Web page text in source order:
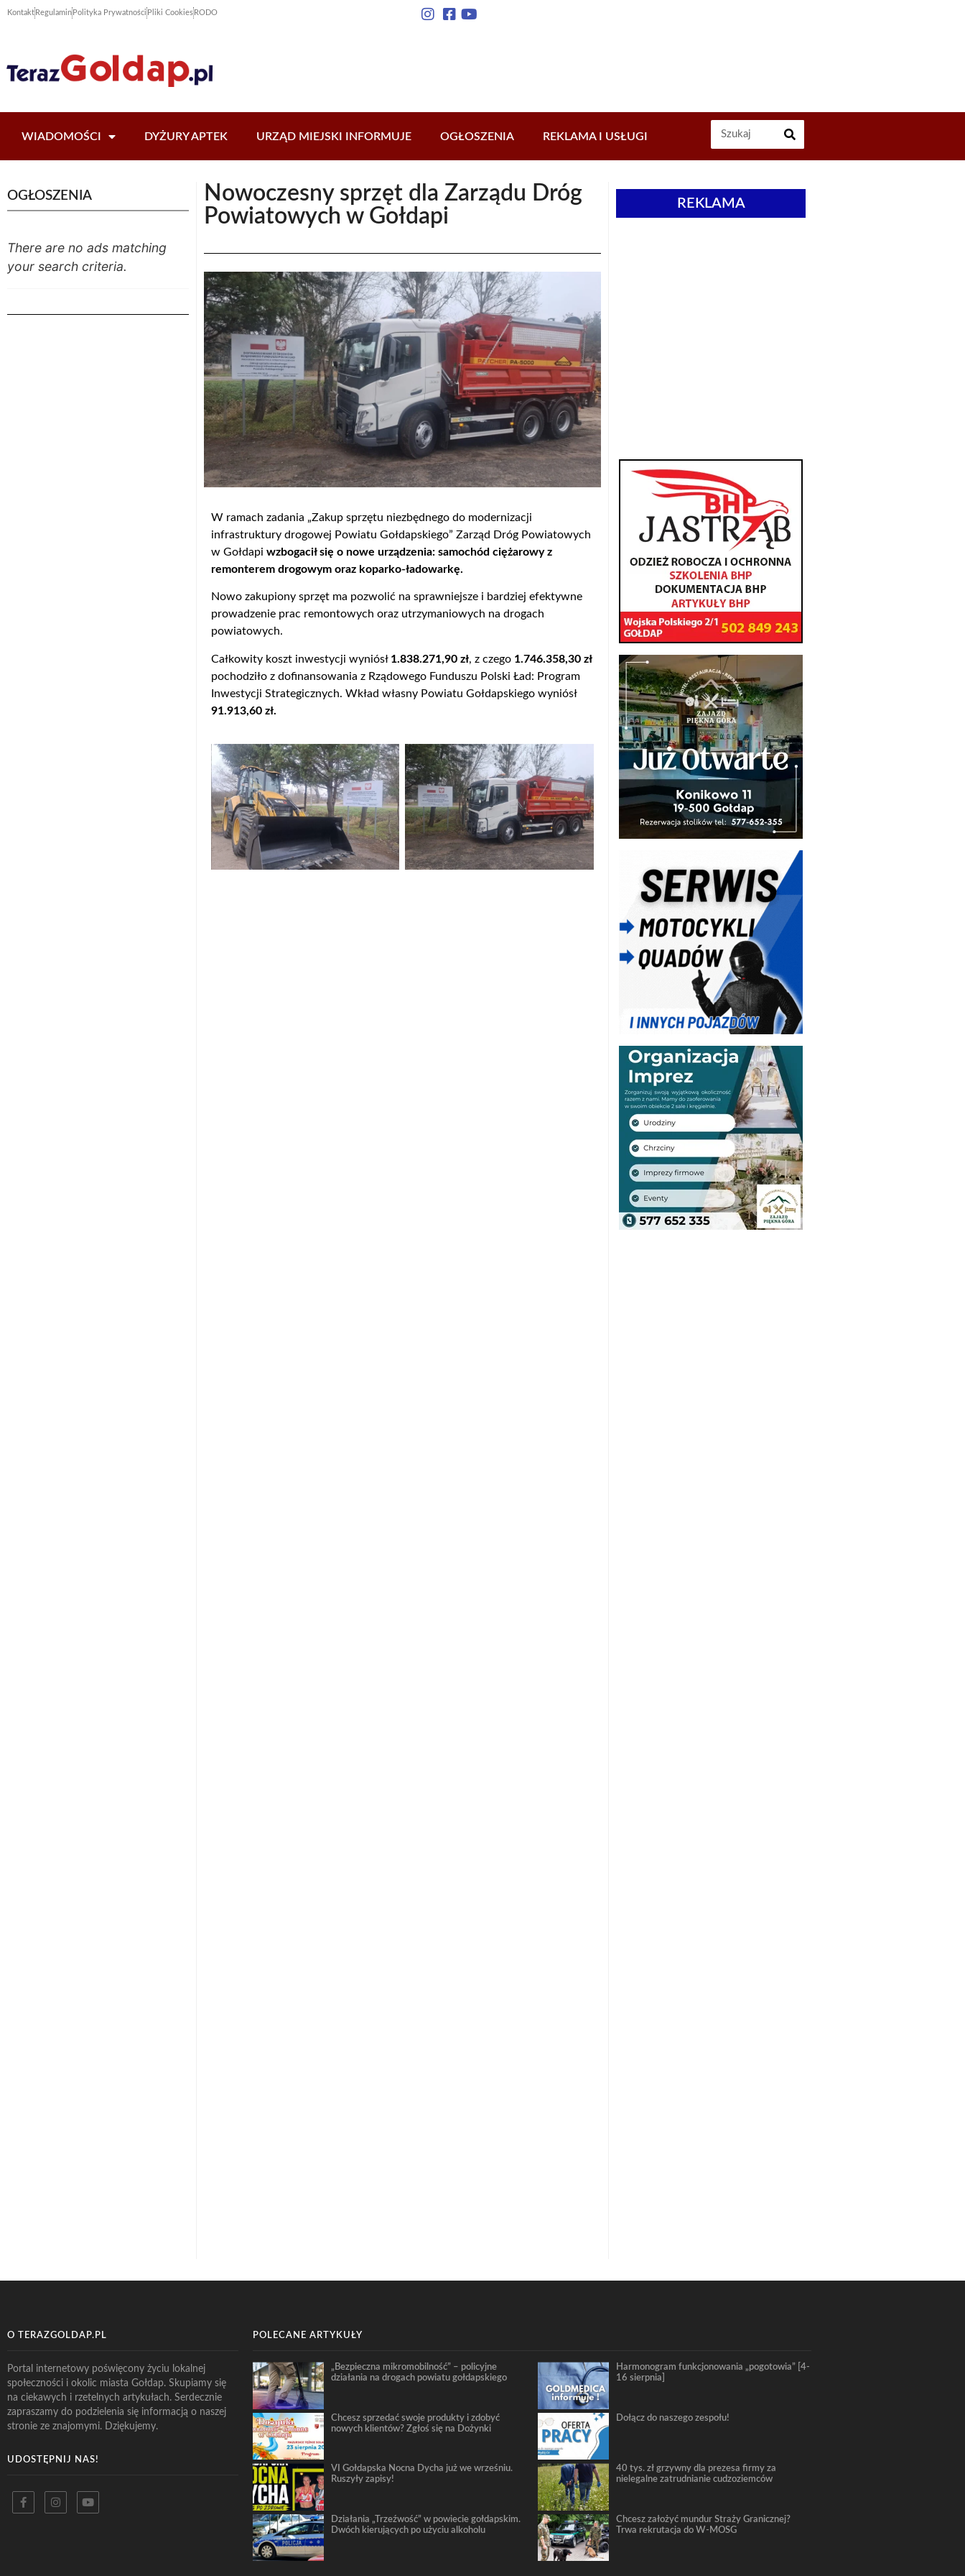
Kontakt Regulamin Polityka Prywatności Pliki Cookies RODO
WIADOMOŚCI DYŻURY APTEK URZĄD MIEJSKI INFORMUJE OGŁOSZENIA REKLAMA I USŁUGI
OGŁOSZENIA
There are no ads matching
your search criteria.
Nowoczesny sprzęt dla Zarządu Dróg
Powiatowych w Gołdapi
W ramach zadania „Zakup sprzętu niezbędnego do modernizacji
infrastruktury drogowej Powiatu Gołdapskiego” Zarząd Dróg Powiatowych
w Gołdapi wzbogacił się o nowe urządzenia: samochód ciężarowy z
remonterem drogowym oraz koparko-ładowarkę.
Nowo zakupiony sprzęt ma pozwolić na sprawniejsze i bardziej efektywne
prowadzenie prac remontowych oraz utrzymaniowych na drogach
powiatowych.
Całkowity koszt inwestycji wyniósł 1.838.271,90 zł, z czego1.746.358,30 zł
pochodziło z dofinansowania z Rządowego Funduszu Polski Ład: Program
Inwestycji Strategicznych. Wkład własny Powiatu Gołdapskiego wyniósł
91.913,60 zł.
REKLAMA
O TERAZGOLDAP.PL
Portal internetowy poświęcony życiu lokalnej
społeczności i okolic miasta Gołdap. Skupiamy się
na ciekawych i rzetelnych artykułach. Serdecznie
zapraszamy do podzielenia się informacją o naszej
stronie ze znajomymi. Dziękujemy.
UDOSTĘPNIJ NAS!
POLECANE ARTYKUŁY
„Bezpieczna mikromobilność” – policyjne
działania na drogach powiatu gołdapskiego
Harmonogram funkcjonowania „pogotowia” [4-
16 sierpnia]
Chcesz sprzedać swoje produkty i zdobyć
nowych klientów? Zgłoś się na Dożynki
Dołącz do naszego zespołu!
VI Gołdapska Nocna Dycha już we wrześniu.
Ruszyły zapisy!
40 tys. zł grzywny dla prezesa firmy za
nielegalne zatrudnianie cudzoziemców
Działania „Trzeźwość” w powiecie gołdapskim.
Dwóch kierujących po użyciu alkoholu
Chcesz założyć mundur Straży Granicznej?
Trwa rekrutacja do W-MOSG